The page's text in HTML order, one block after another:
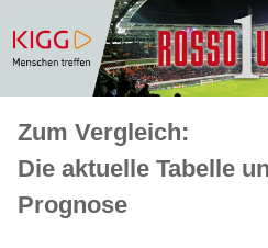
Zum Vergleich:
Die aktuelle Tabelle
Prognose